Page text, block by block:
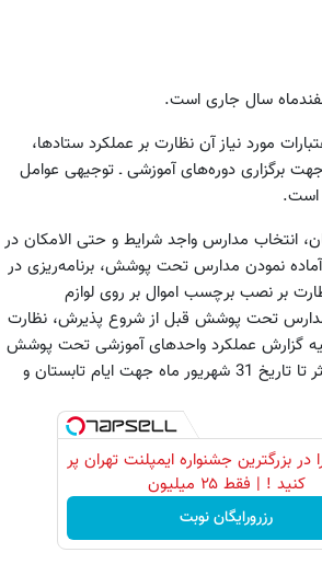
سال جاری است.
مورد نیاز آن نظارت بر عملکرد ستادها،
برگزاری دوره‌های آموزشی ـ توجیهی عوامل
است.
انتخاب مدارس واجد شرایط و حتی الامکان در
نمودن مدارس تحت پوشش، برنامه‌ریزی در
بر نصب برچسب اموال بر روی لوازم
مدارس تحت پوشش قبل از شروع پذیرش، نظارت
گزارش عملکرد واحدهای آموزشی تحت پوشش
به ستاد استان حداکثر تا تاریخ 15 فروردین ماه جهت ایام نوروز و حداکثر تا تاریخ 31 شهریور ماه جهت ایام تابستان و
در بزرگترین جشنواره ایمپلنت تهران پر
کنید ! | فقط ۲۵ میلیون
رزرورایگان نوبت